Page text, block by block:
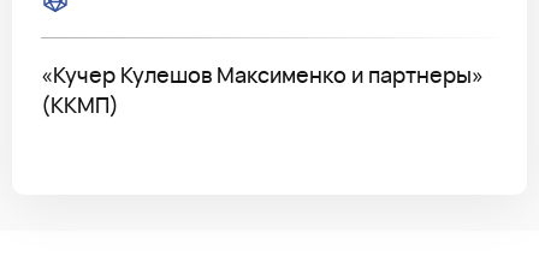
«Кучер Кулешов Максименко и партнеры»
(ККМП)